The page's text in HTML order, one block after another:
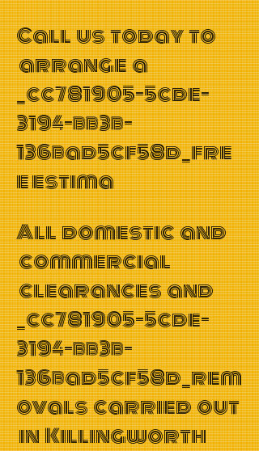
Call us today to
arrange a
_cc781905-5cde-
3194-bb3b-
136bad5cf58d_fre
e estima
All domestic and
commercial
clearances and
_cc781905-5cde-
3194-bb3b-
136bad5cf58d_rem
ovals carried out
in Killingworth